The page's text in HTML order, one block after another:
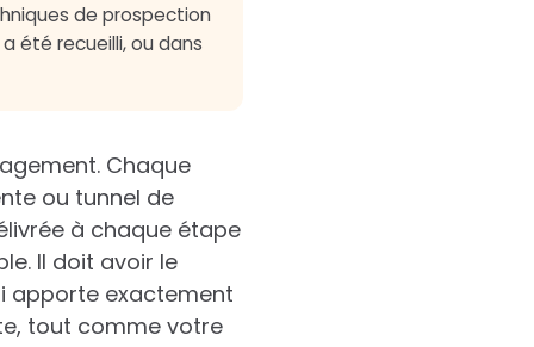
de prospection
été recueilli, ou dans
Chaque
ou tunnel de
à chaque étape
Il doit avoir le
apporte exactement
tout comme votre